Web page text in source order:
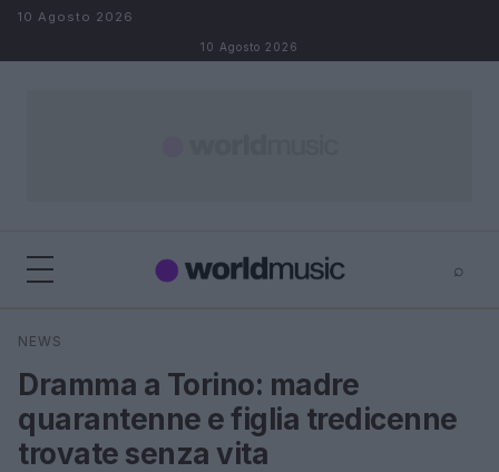
Salta al contenuto
10 Agosto 2026
10 Agosto 2026
⌕
Cerca
NEWS
Dramma a Torino: madre
quarantenne e figlia tredicenne
trovate senza vita